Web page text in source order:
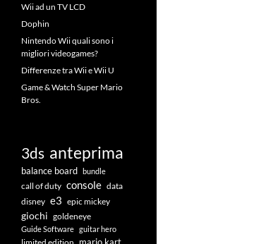
Wii ad un TV LCD
Dophin
Nintendo Wii quali sono i
migliori videogames?
Differenze tra Wii e Wii U
Game & Watch Super Mario
Bros.
3ds anteprima
balance board bundle
call of duty console data
disney e3 epic mickey
giochi goldeneye
Guide Software guitar hero